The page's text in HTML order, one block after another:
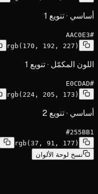
أساسي · تنويع 1
#AAC0E3
rgb(170, 192, 227)
اللون المكمّل · تنويع 1
#E0CDAD
rgb(224, 205, 173)
أساسي · تنويع 2
#255BB1
rgb(37, 91, 177)
نسخ لوحة الألوان